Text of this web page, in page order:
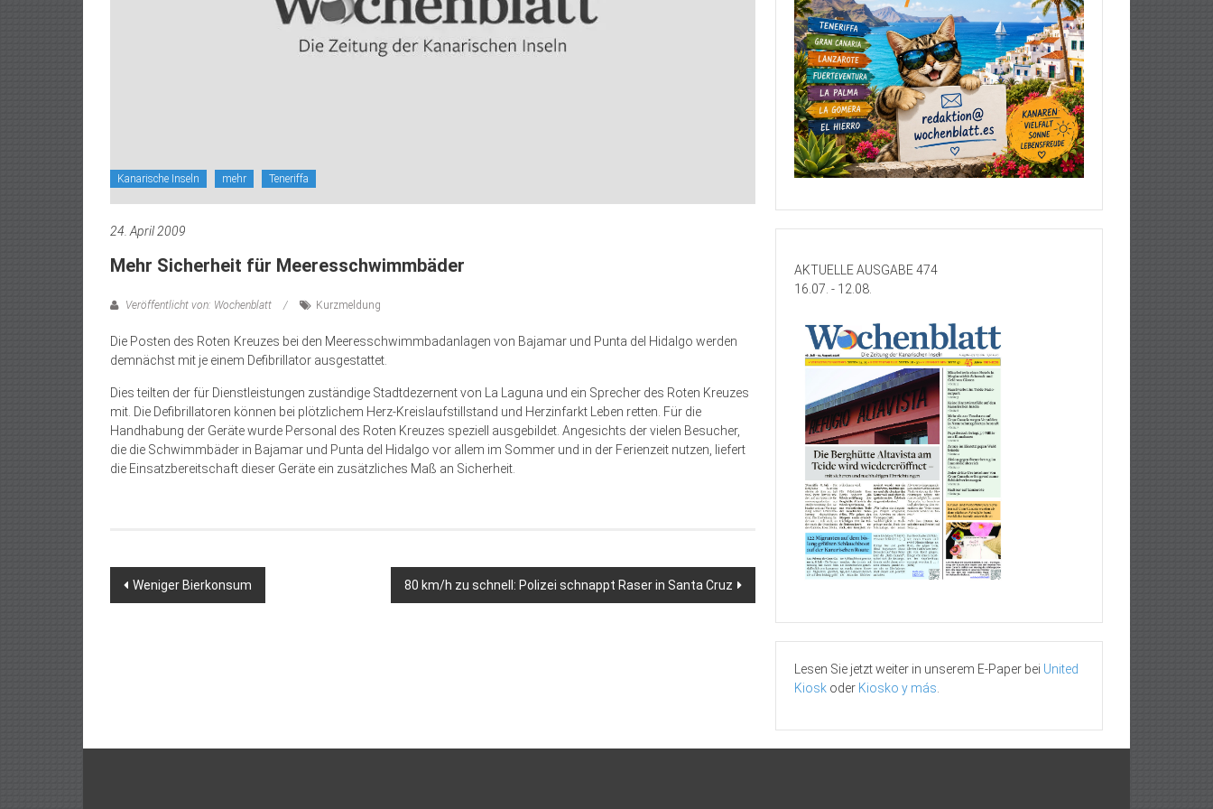
Kanarische Inseln mehr Teneriffa
24. April 2009
Mehr Sicherheit für Meeresschwimmbäder
Veröffentlicht von: Wochenblatt Kurzmeldung
Die Posten des Roten Kreuzes bei den Meeresschwimmbadanlagen von Bajamar und Punta del Hidalgo werden
demnächst mit je einem Defibrillator ausgestattet.
Dies teilten der für Dienstleistungen zuständige Stadtdezernent von La Laguna und ein Sprecher des Roten Kreuzes
mit. Die Defibrillatoren können bei plötzlichem Herz-Kreislaufstillstand und Herzinfarkt Leben retten. Für die
Handhabung der Geräte wurde Personal des Roten Kreuzes speziell ausgebildet. Angesichts der vielen Besucher,
die die Schwimmbäder in Bajamar und Punta del Hidalgo vor allem im Sommer und in der Ferienzeit nutzen, liefert
die Einsatzbereitschaft dieser Geräte ein zusätzliches Maß an Sicherheit.
Beitragsnavigation
Weniger Bierkonsum 80 km/h zu schnell: Polizei schnappt Raser in Santa Cruz
AKTUELLE AUSGABE 474
16.07. - 12.08.
Lesen Sie jetzt weiter in unserem E-Paper bei United
Kiosk oder Kiosko y más